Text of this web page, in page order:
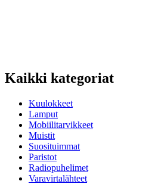
Kaikki kategoriat
Kuulokkeet
Lamput
Mobiilitarvikkeet
Muistit
Suosituimmat
Paristot
Radiopuhelimet
Varavirtalähteet